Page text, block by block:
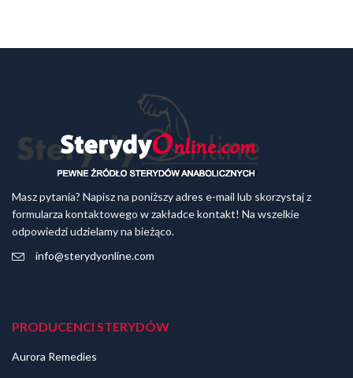
Masz pytania? Napisz na poniższy adres e-mail lub skorzystaj z
formularza kontaktowego w zakładce kontakt! Na wszelkie
odpowiedzi udzielamy na bieżąco.
info@sterydyonline.com
PRODUCENCI STERYDÓW
Aurora Remedies